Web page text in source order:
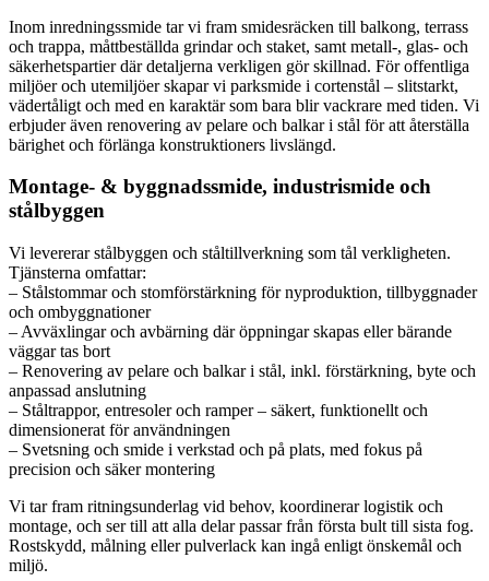
Inom inredningssmide tar vi fram smidesräcken till balkong, terrass
och trappa, måttbeställda grindar och staket, samt metall-, glas- och
säkerhetspartier där detaljerna verkligen gör skillnad. För offentliga
miljöer och utemiljöer skapar vi parksmide i cortenstål – slitstarkt,
vädertåligt och med en karaktär som bara blir vackrare med tiden. Vi
erbjuder även renovering av pelare och balkar i stål för att återställa
bärighet och förlänga konstruktioners livslängd.
Montage- & byggnadssmide, industrismide och
stålbyggen
Vi levererar stålbyggen och ståltillverkning som tål verkligheten.
Tjänsterna omfattar:
– Stålstommar och stomförstärkning för nyproduktion, tillbyggnader
och ombyggnationer
– Avväxlingar och avbärning där öppningar skapas eller bärande
väggar tas bort
– Renovering av pelare och balkar i stål, inkl. förstärkning, byte och
anpassad anslutning
– Ståltrappor, entresoler och ramper – säkert, funktionellt och
dimensionerat för användningen
– Svetsning och smide i verkstad och på plats, med fokus på
precision och säker montering
Vi tar fram ritningsunderlag vid behov, koordinerar logistik och
montage, och ser till att alla delar passar från första bult till sista fog.
Rostskydd, målning eller pulverlack kan ingå enligt önskemål och
miljö.